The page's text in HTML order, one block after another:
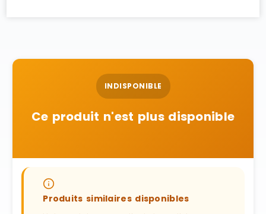
INDISPONIBLE
Ce produit n'est plus disponible
Produits similaires disponibles